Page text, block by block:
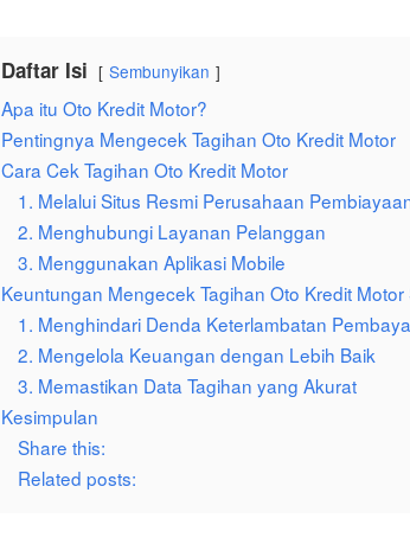
Daftar Isi Sembunyikan
Apa itu Oto Kredit Motor?
Pentingnya Mengecek Tagihan Oto Kredit Motor
Cara Cek Tagihan Oto Kredit Motor
1. Melalui Situs Resmi Perusahaan
2. Menghubungi Layanan Pelanggan
3. Menggunakan Aplikasi Mobile
Keuntungan Mengecek Tagihan Oto Kredit Motor
1. Menghindari Denda Keterlambatan
2. Mengelola Keuangan dengan Lebih Baik
3. Memastikan Data Tagihan yang Akurat
Kesimpulan
Share this:
Related posts: